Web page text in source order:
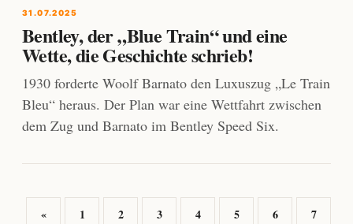
31.07.2025
Bentley, der „Blue Train“ und eine
Wette, die Geschichte schrieb!
1930 forderte Woolf Barnato den Luxuszug „Le Train
Bleu“ heraus. Der Plan war eine Wettfahrt zwischen
dem Zug und Barnato im Bentley Speed Six.
« 1 2 3 4 5 6 7